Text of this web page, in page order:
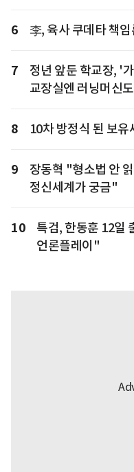
6 李, 육사 쿠데타 책
7
정년 앞둔 학교장, '
교장실엔 러닝머신도
8 10차 방정식 된 보
9
장동혁 "형소법 안
정신세계가 궁금"
10
특검, 한동훈 12일
언론플레이"